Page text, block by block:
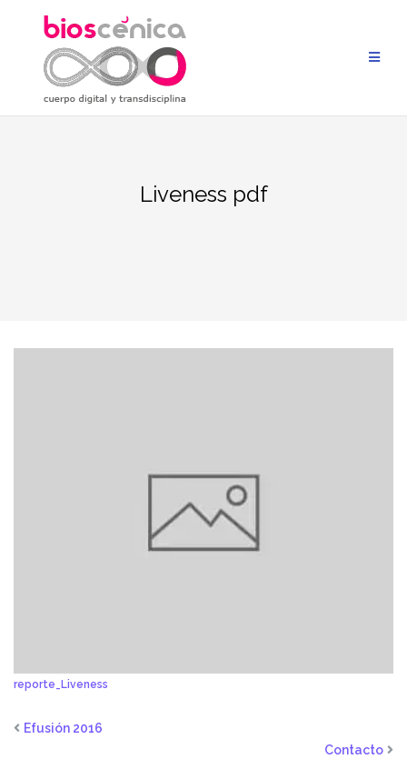
contenido
Liveness pdf
reporte_Liveness
Efusión 2016
Contacto